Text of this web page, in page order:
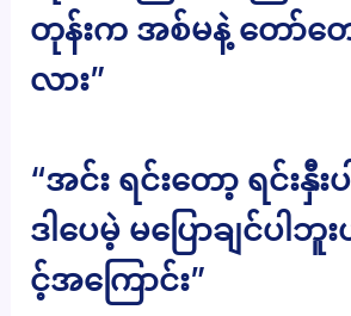
တုန်းက အစ်မနဲ့ တော်တေ
လား”
“အင်း ရင်းတော့ ရင်းနှီး
ဒါပေမဲ့ မပြောချင်ပါဘူ
င့်အကြောင်း”